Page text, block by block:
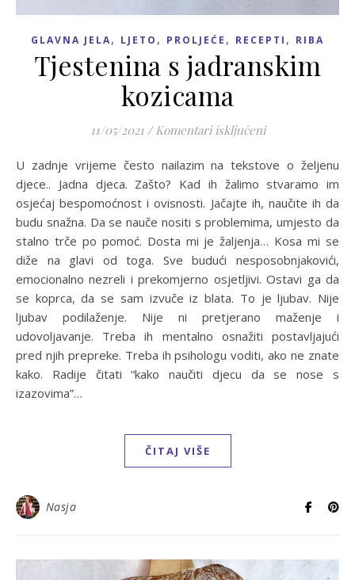
GLAVNA JELA, LJETO , PROLJEĆE , RECEPTI , RIBA
Tjestenina s jadranskim
kozicama
11/05/2021 / Komentari isključeniza Tjestenina s
U zadnje vrijeme često nailazim na tekstove o željenu
djece.. Jadna djeca. Zašto? Kad ih žalimo stvaramo im
osjećaj bespomoćnost i ovisnosti. Jačajte ih, naučite ih da
budu snažna. Da se nauče nositi s problemima, umjesto da
stalno trče po pomoć. Dosta mi je žaljenja… Kosa mi se
diže na glavi od toga. Sve budući nesposobnjakovići,
emocionalno nezreli i prekomjerno osjetljivi. Ostavi ga da
se koprca, da se sam izvuče iz blata. To je ljubav. Nije
ljubav podilaženje. Nije ni pretjerano maženje i
udovoljavanje. Treba ih mentalno osnažiti postavljajući
pred njih prepreke. Treba ih psihologu voditi, ako ne znate
kako. Radije čitati “kako naučiti djecu da se nose s
izazovima”…
ČITAJ VIŠE
Nasja